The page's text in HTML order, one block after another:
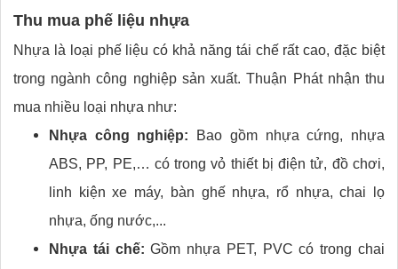
Thu mua phế liệu nhựa
Nhựa là loại phế liệu có khả năng tái chế rất cao, đặc biệt
trong ngành công nghiệp sản xuất. Thuận Phát nhận thu
mua nhiều loại nhựa như:
Nhựa công nghiệp:
Bao gồm nhựa cứng, nhựa
ABS, PP, PE,… có trong vỏ thiết bị điện tử, đồ chơi,
linh kiện xe máy, bàn ghế nhựa, rổ nhựa, chai lọ
nhựa, ống nước,...
Nhựa tái chế:Gồm nhựa PET, PVC có trong chai